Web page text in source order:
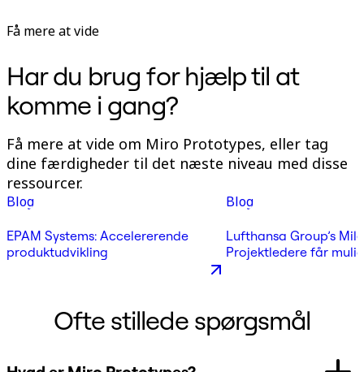
Få mere at vide
Har du brug for hjælp til at
komme i gang?
Få mere at vide om Miro Prototypes, eller tag
dine færdigheder til det næste niveau med disse
ressourcer.
Blog
EPAM Systems: Accelererende
produktudvikling
Blog
Lufthansa Group’s
Projektledere får
Ofte stillede spørgsmål